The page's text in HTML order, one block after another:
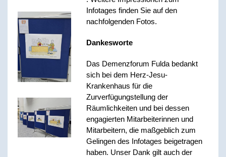
Infotages finden Sie auf den
nachfolgenden Fotos.
Dankesworte
Das Demenzforum Fulda bedankt
sich bei dem Herz-Jesu-
Krankenhaus für die
Zurverfügungstellung der
Räumlichkeiten und bei dessen
engagierten Mitarbeiterinnen und
Mitarbeitern, die maßgeblich zum
Gelingen des Infotages beigetragen
haben. Unser Dank gilt auch der